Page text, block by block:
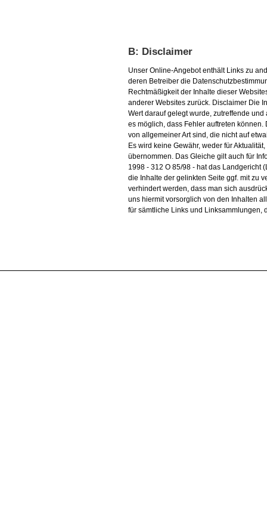
B: Disclaimer
Unser Online-Angebot enthält Links zu
deren Betreiber die
Rechtmäßigkeit der Inhalte dieser
anderer Websites zurück. Disclaimer Die
Wert darauf gelegt wurde, zutreffende
es möglich, dass Fehler auftreten
von allgemeiner Art sind, die nicht auf
Es wird keine Gewähr, weder für
übernommen. Das Gleiche gilt auch für
1998 - 312 O 85/98 - hat das Landgericht
die Inhalte der gelinkten Seite ggf. mit zu
verhindert werden, dass man sich
uns hiermit vorsorglich von den Inhalten
für sämtliche Links und Linksammlungen,